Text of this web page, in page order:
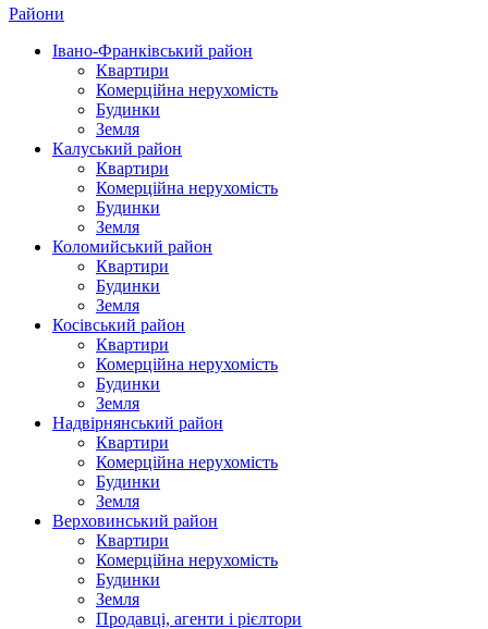
Райони
Івано-Франківський район
Квартири
Комерційна нерухомість
Будинки
Земля
Калуський район
Квартири
Комерційна нерухомість
Будинки
Земля
Коломийський район
Квартири
Будинки
Земля
Косівський район
Квартири
Комерційна нерухомість
Будинки
Земля
Надвірнянський район
Квартири
Комерційна нерухомість
Будинки
Земля
Верховинський район
Квартири
Комерційна нерухомість
Будинки
Земля
Продавці, агенти і рієлтори